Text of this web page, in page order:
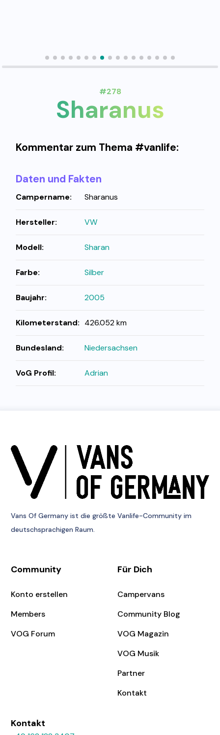
#278
Sharanus
Kommentar zum Thema #vanlife:
Daten und Fakten
Campername: Sharanus
Hersteller: VW
Modell: Sharan
Farbe: Silber
Baujahr: 2005
Kilometerstand: 426.052 km
Bundesland: Niedersachsen
VoG Profil: Adrian
Vans Of Germany ist die größte Vanlife-Community im
deutschsprachigen Raum.
Community
Konto erstellen
Members
VOG Forum
Für Dich
Campervans
Community Blog
VOG Magazin
VOG Musik
Partner
Kontakt
Kontakt